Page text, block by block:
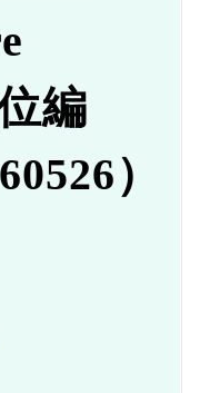
編
）